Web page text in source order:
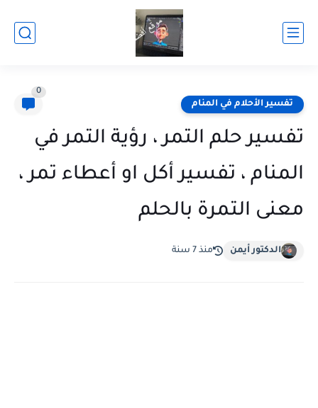
تفسير الأحلام في المنام
0
تفسير حلم التمر ، رؤية التمر في
المنام ، تفسير أكل او أعطاء تمر ،
معنى التمرة بالحلم
الدكتور أيمن منذ 7 سنة